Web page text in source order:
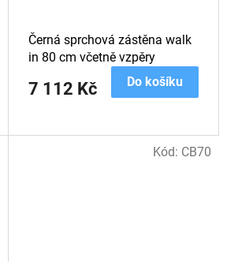
7 112 Kč Do košíku
Černá sprchová zástěna walk
in 80 cm včetně vzpěry
Kód: CB70